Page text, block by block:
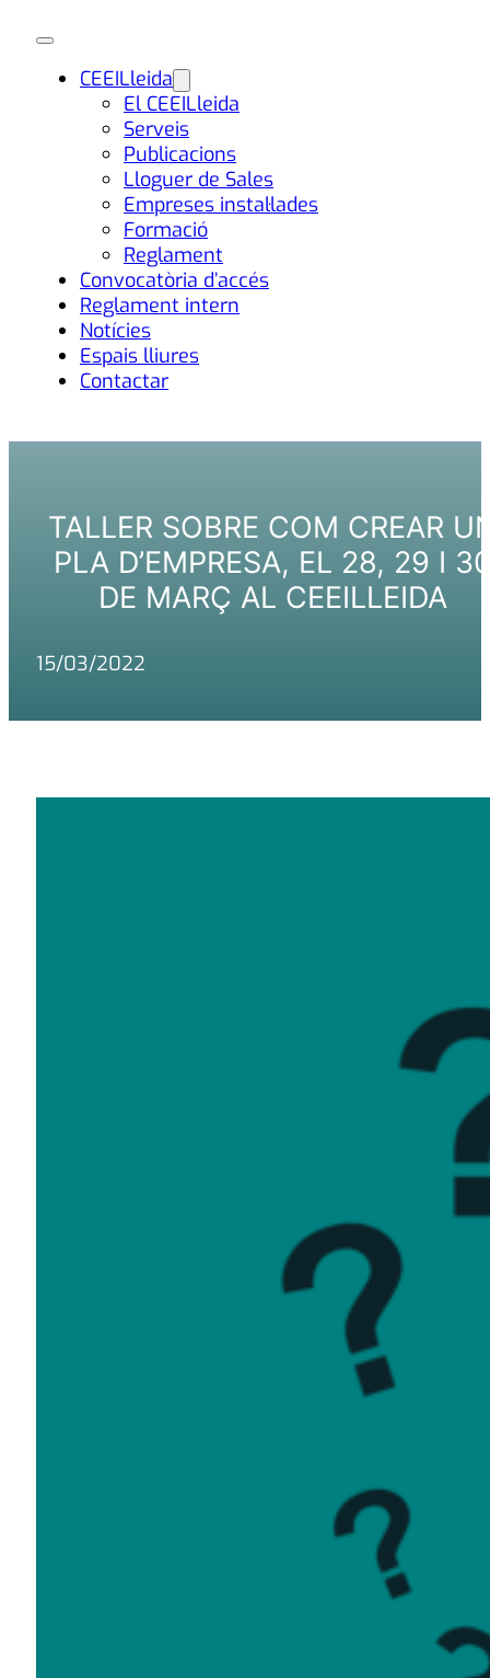
CEEILleida
El CEEILleida
Serveis
Publicacions
Lloguer de Sales
Empreses instal·lades
Formació
Reglament
Convocatòria d’accés
Reglament intern
Notícies
Espais lliures
Contactar
TALLER SOBRE COM CREAR
PLA D’EMPRESA, EL 28, 29 I
DE MARÇ AL CEEILLEIDA
15/03/2022